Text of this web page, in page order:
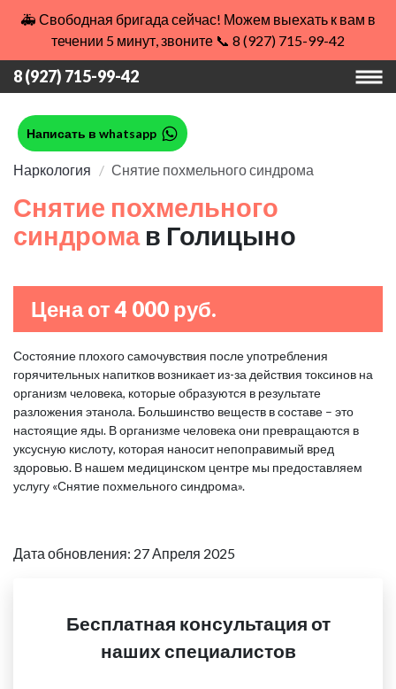
🚑 Свободная бригада сейчас! Можем выехать к вам в
течении 5 минут, звоните 📞 8 (927) 715-99-42
8 (927) 715-99-42
Написать в whatsapp
Наркология Снятие похмельного синдрома
Снятие похмельного
синдрома в Голицыно
Цена от 4 000 руб.
Состояние плохого самочувствия после употребления
горячительных напитков возникает из-за действия токсинов на
организм человека, которые образуются в результате
разложения этанола. Большинство веществ в составе – это
настоящие яды. В организме человека они превращаются в
уксусную кислоту, которая наносит непоправимый вред
здоровью. В нашем медицинском центре мы предоставляем
услугу «Снятие похмельного синдрома».
Дата обновления: 27 Апреля 2025
Бесплатная консультация от
наших специалистов